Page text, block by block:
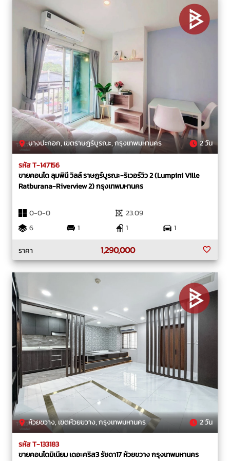
บางปะกอก, เขตราษฎร์บูรณะ, กรุงเทพมหานคร 2 วัน
รหัส T-147156
ขายคอนโด ลุมพินี วิลล์ ราษฎร์บูรณะ-ริเวอร์วิว 2 (Lumpini Ville
Ratburana-Riverview 2) กรุงเทพมหานคร
0-0-0
23.09
6
1 1
1
ราคา
1,290,000
ห้วยขวาง, เขตห้วยขวาง, กรุงเทพมหานคร 2 วัน
รหัส T-133183
ขายคอนโดมิเนียม เดอะคริส3 รัชดา17 ห้วยขวาง กรุงเทพมหานคร